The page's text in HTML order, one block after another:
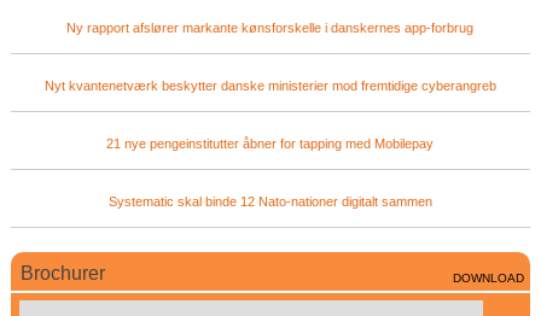
Ny rapport afslører markante kønsforskelle i danskernes app-forbrug
Nyt kvantenetværk beskytter danske ministerier mod fremtidige cyberangreb
21 nye pengeinstitutter åbner for tapping med Mobilepay
Systematic skal binde 12 Nato-nationer digitalt sammen
Brochurer DOWNLOAD